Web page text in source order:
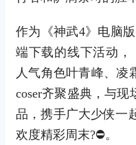
作为《神武4》电脑
端下载的线下活动，
人气角色叶青峰、凌
coser齐聚盛典，与
品，携手广大少侠一
欢度精彩周末?⛔。